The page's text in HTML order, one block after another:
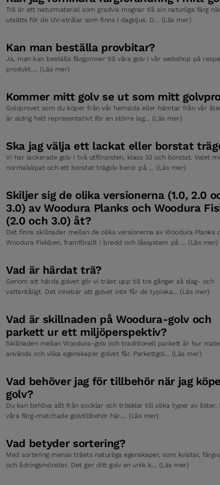
Trä är ett naturmaterial som gradvis mognar till sin naturliga färg
utsätts för de UV-strålar som finns i dagsljus. D... (Läs mer)
Kan man beställa provbitar?
Ja, man kan beställa färgprover till våra golv i vår webshop på
produkt.... (Läs mer)
Kommer mitt golv se ut som mitt
Golvprovet som du köper från vår hemsida eller hämtar från vår
är aldrig helt representativt för en större lag... (Läs mer)
Ska jag välja ett lackat eller borstat
Vi har lackerade golv i två utföranden, klass 33 och borstat. Valet
normalslipat och ett borstat trägolv beror på ... (Läs mer)
Skiljer sig de olika versionerna (1.0, 2.0
3.0) av Woodura Planks och Woodura
(2.0 och 3.0) åt?
Det finns skillnader mellan de olika versionerna av Woodura Planks
Woodura Fiskben, framförallt i bredd och låssystem på ... (Läs mer)
Vad är härdat trä?
Genom att härda golvet gör vi träet upp till tre gånger så slag- och
vattentåligt. Det innebär att golvet inte får de typiska... (Läs mer)
Vad är skillnaden på Woodura-golv och
parkett ur ett miljöperspektiv?
Skillnaden mellan Woodura-golv och traditionell parkett är hur
används och vilka egenskaper golvet får. Parkettgol... (Läs mer)
Vad behöver jag för tillbehör när jag
golv?
Du kan behöva allt från socklar och trösklar till olika typer av lister.
våra färg-matchade golvtillbehör här.... (Läs mer)
Vad betyder sortering?
Med sortering menas träets naturliga egenskaper, som kvistar,
och ådringsmönster. Det ger ditt golv en unik k... (Läs mer)